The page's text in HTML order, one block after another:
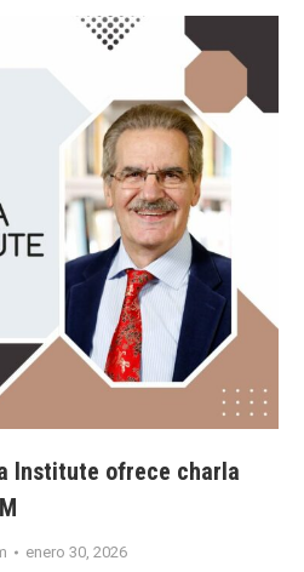
Institute ofrece charla
enero 30, 2026